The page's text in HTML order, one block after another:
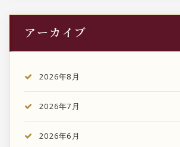
アーカイブ
2026年8月
2026年7月
2026年6月